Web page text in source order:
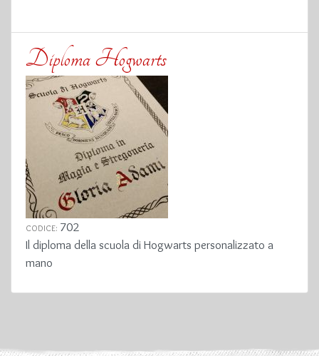
Diploma Hogwarts
CODICE: 702
Il diploma della scuola di Hogwarts personalizzato a
mano